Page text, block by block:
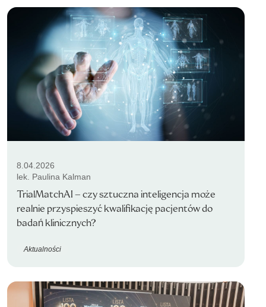
8.04.2026
lek. Paulina Kalman
TrialMatchAI – czy sztuczna inteligencja może
realnie przyspieszyć kwalifikację pacjentów do
badań klinicznych?
Aktualności